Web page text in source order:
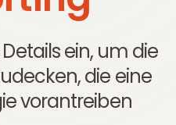
ein, um die
die eine
vorantreiben